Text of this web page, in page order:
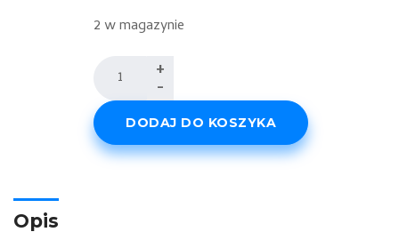
2 w magazynie
Litho
Light
Table
Vario
+
-
DODAJ DO KOSZYKA
Opis